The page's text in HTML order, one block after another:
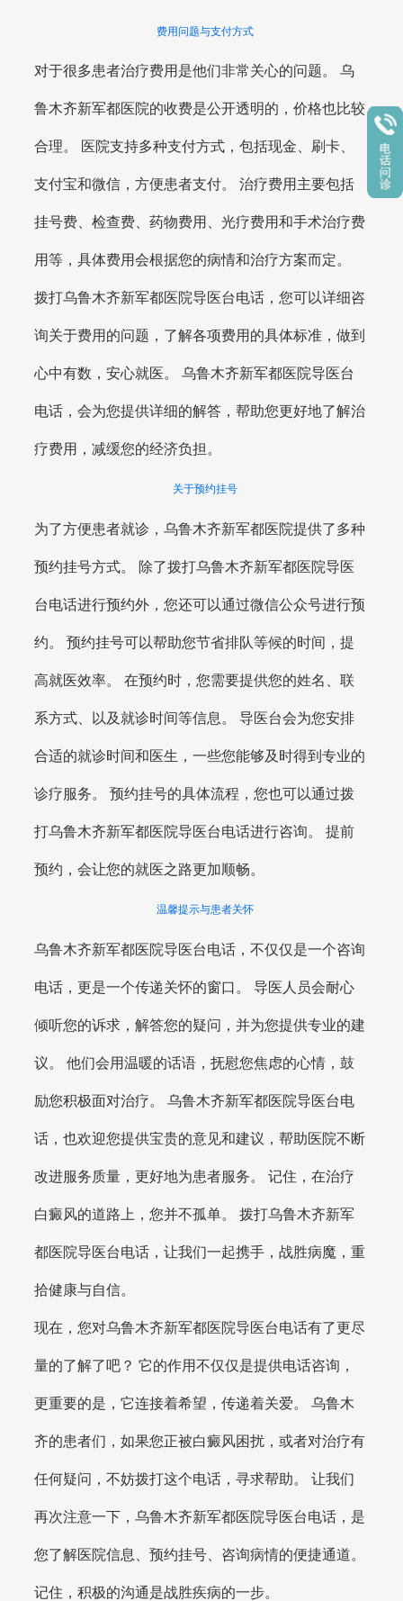
费用问题与支付方式
对于很多患者治疗费用是他们非常关心的问题。 乌
鲁木齐新军都医院的收费是公开透明的，价格也比较
合理。 医院支持多种支付方式，包括现金、刷卡、
支付宝和微信，方便患者支付。 治疗费用主要包括
挂号费、检查费、药物费用、光疗费用和手术治疗费
用等，具体费用会根据您的病情和治疗方案而定。
拨打乌鲁木齐新军都医院导医台电话，您可以详细咨
询关于费用的问题，了解各项费用的具体标准，做到
心中有数，安心就医。 乌鲁木齐新军都医院导医台
电话，会为您提供详细的解答，帮助您更好地了解治
疗费用，减缓您的经济负担。
关于预约挂号
为了方便患者就诊，乌鲁木齐新军都医院提供了多种
预约挂号方式。 除了拨打乌鲁木齐新军都医院导医
台电话进行预约外，您还可以通过微信公众号进行预
约。 预约挂号可以帮助您节省排队等候的时间，提
高就医效率。 在预约时，您需要提供您的姓名、联
系方式、以及就诊时间等信息。 导医台会为您安排
合适的就诊时间和医生，一些您能够及时得到专业的
诊疗服务。 预约挂号的具体流程，您也可以通过拨
打乌鲁木齐新军都医院导医台电话进行咨询。 提前
预约，会让您的就医之路更加顺畅。
温馨提示与患者关怀
乌鲁木齐新军都医院导医台电话，不仅仅是一个咨询
电话，更是一个传递关怀的窗口。 导医人员会耐心
倾听您的诉求，解答您的疑问，并为您提供专业的建
议。 他们会用温暖的话语，抚慰您焦虑的心情，鼓
励您积极面对治疗。 乌鲁木齐新军都医院导医台电
话，也欢迎您提供宝贵的意见和建议，帮助医院不断
改进服务质量，更好地为患者服务。 记住，在治疗
白癜风的道路上，您并不孤单。 拨打乌鲁木齐新军
都医院导医台电话，让我们一起携手，战胜病魔，重
拾健康与自信。
现在，您对乌鲁木齐新军都医院导医台电话有了更尽
量的了解了吧？ 它的作用不仅仅是提供电话咨询，
更重要的是，它连接着希望，传递着关爱。 乌鲁木
齐的患者们，如果您正被白癜风困扰，或者对治疗有
任何疑问，不妨拨打这个电话，寻求帮助。 让我们
再次注意一下，乌鲁木齐新军都医院导医台电话，是
您了解医院信息、预约挂号、咨询病情的便捷通道。
记住，积极的沟通是战胜疾病的一步。